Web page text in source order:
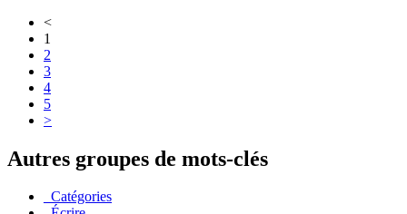
<
1
2
3
4
5
>
Autres groupes de mots-clés
_Catégories